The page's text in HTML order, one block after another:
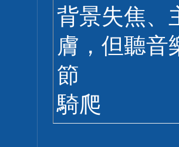
背景失焦、
膚，但聽音
節
騎爬